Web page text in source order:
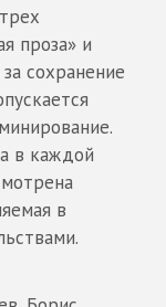
проза» и
сохранение
в каждой
в